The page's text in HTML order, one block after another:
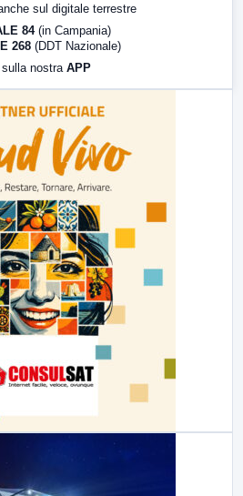
sul digitale terrestre
84 (in Campania)
268 (DDT Nazionale)
sulla nostra APP